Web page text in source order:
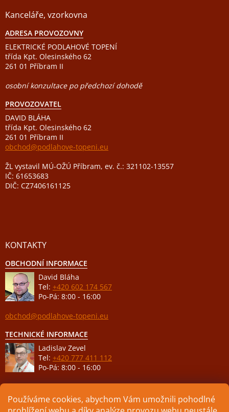
Používáme cookies, abychom Vám umožnili pohodlné
Kanceláře, vzorkovna
ADRESA PROVOZOVNY
ELEKTRICKÉ PODLAHOVÉ TOPENÍ
třída Kpt. Olesinského 62
261 01 Příbram II
osobní konzultace po předchozí dohodě
PROVOZOVATEL
DAVID BLÁHA
třída Kpt. Olesinského 62
261 01 Příbram II
obchod@podlahove-topeni.eu
ŽL vystavil MÚ-OŽÚ Příbram, ev. č.: 321102-13557
IČ: 61653683
DIČ: CZ7406161125
KONTAKTY
OBCHODNÍ INFORMACE
David Bláha
Tel: +420 602 174 567
Po-Pá: 8:00 - 16:00
obchod@podlahove-topeni.eu
TECHNICKÉ INFORMACE
Ladislav Zevel
Tel: +420 777 411 112
Po-Pá: 8:00 - 16:00
podpora@podlahove-topeni.eu